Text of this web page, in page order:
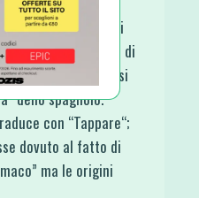
associarli ai
Spagna però sono di
giorno senza che si
dello spagnolo.
con “Tappare“;
dovuto al fatto di
ma le origini